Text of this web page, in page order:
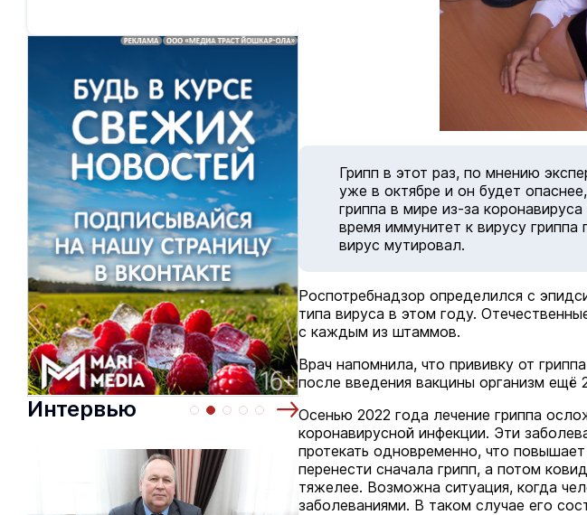
Интервью
Грипп в этот раз, по мнению
уже в октябре и он будет
гриппа в мире из-за
время иммунитет к вирусу гриппа
вирус мутировал.
Роспотребнадзор определился с
типа вируса в этом году.
с каждым из штаммов.
Врач напомнила, что прививку от
после введения вакцины организм ещё
Осенью 2022 года лечение гриппа
коронавирусной инфекции. Эти
протекать одновременно, что
перенести сначала грипп, а потом
тяжелее. Возможна ситуация, когда
заболеваниями. В таком случае его